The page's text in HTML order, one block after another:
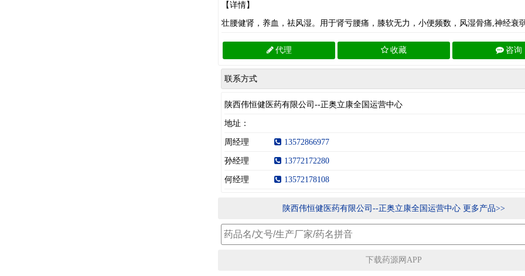
【详情】
壮腰健肾，养血，祛风湿。用于肾亏腰痛，膝软无力，小便频数，风湿骨痛,神经衰弱
代理 收藏 咨询
联系方式
陕西伟恒健医药有限公司--正奥立康全国运营中心
地址：
周经理 13572866977
孙经理 13772172280
何经理 13572178108
陕西伟恒健医药有限公司--正奥立康全国运营中心 更多产品>>
下载药源网APP